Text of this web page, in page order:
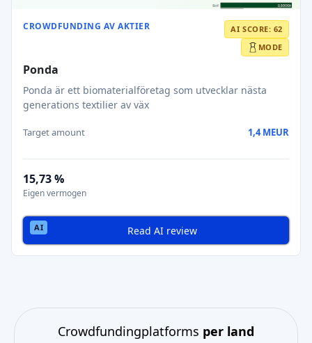
CROWDFUNDING AV AKTIER
AI SCORE: 62
MODE
Ponda
Ponda är ett biomaterialföretag som utvecklar nästa
generations textilier av väx
Target amount 1,4 MEUR
15,73 %
Eigen vermogen
Read AI review
Crowdfundingplatforms per land